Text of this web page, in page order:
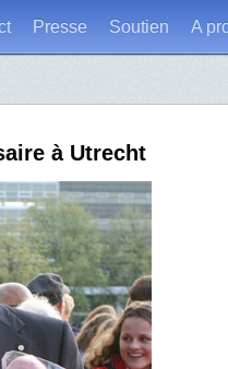
Presse Soutien A
à Utrecht